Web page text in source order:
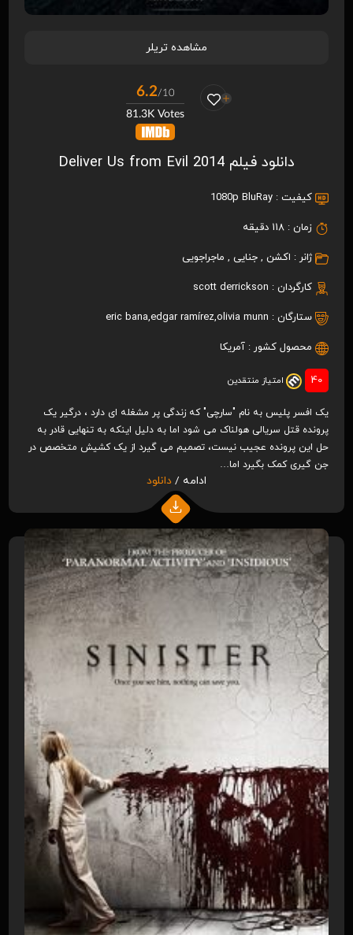
مشاهده تریلر
6.2/10
81.3K Votes
دانلود فیلم Deliver Us from Evil 2014
کیفیت : 1080p BluRay
زمان : 118 دقیقه
ژانر : اکشن ,جنایی , ماجراجویی
کارگردان : scott derrickson
ستارگان : eric bana,edgar ramírez,olivia munn
محصول کشور : آمریکا
40 امتیاز منتقدین
یک افسر پلیس به نام "سارچی" که زندگی پر مشغله ای دارد ، درگیر یک
پرونده قتل سریالی هولناک می شود اما به دلیل اینکه به تنهایی قادر به
حل این پرونده عجیب نیست، تصمیم می گیرد از یک کشیش متخصص در
جن گیری کمک بگیرد اما…
ادامه / دانلود